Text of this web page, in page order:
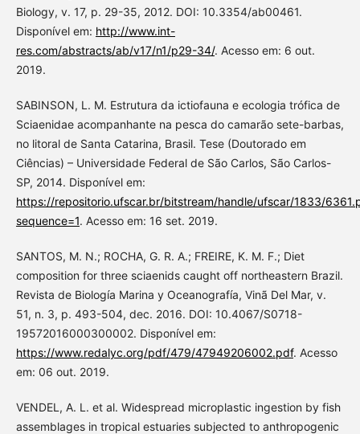
Biology, v. 17, p. 29-35, 2012. DOI: 10.3354/ab00461.
Disponível em: http://www.int-
res.com/abstracts/ab/v17/n1/p29-34/. Acesso em: 6 out.
2019.
SABINSON, L. M. Estrutura da ictiofauna e ecologia trófica de
Sciaenidae acompanhante na pesca do camarão sete-barbas,
no litoral de Santa Catarina, Brasil. Tese (Doutorado em
Ciências) – Universidade Federal de São Carlos, São Carlos-
SP, 2014. Disponível em:
https://repositorio.ufscar.br/bitstream/handle/ufscar/1833/
sequence=1. Acesso em: 16 set. 2019.
SANTOS, M. N.; ROCHA, G. R. A.; FREIRE, K. M. F.; Diet
composition for three sciaenids caught off northeastern Brazil.
Revista de Biología Marina y Oceanografía, Vinã Del Mar, v.
51, n. 3, p. 493-504, dec. 2016. DOI: 10.4067/S0718-
19572016000300002. Disponível em:
https://www.redalyc.org/pdf/479/47949206002.pdf. Acesso
em: 06 out. 2019.
VENDEL, A. L. et al. Widespread microplastic ingestion by fish
assemblages in tropical estuaries subjected to anthropogenic